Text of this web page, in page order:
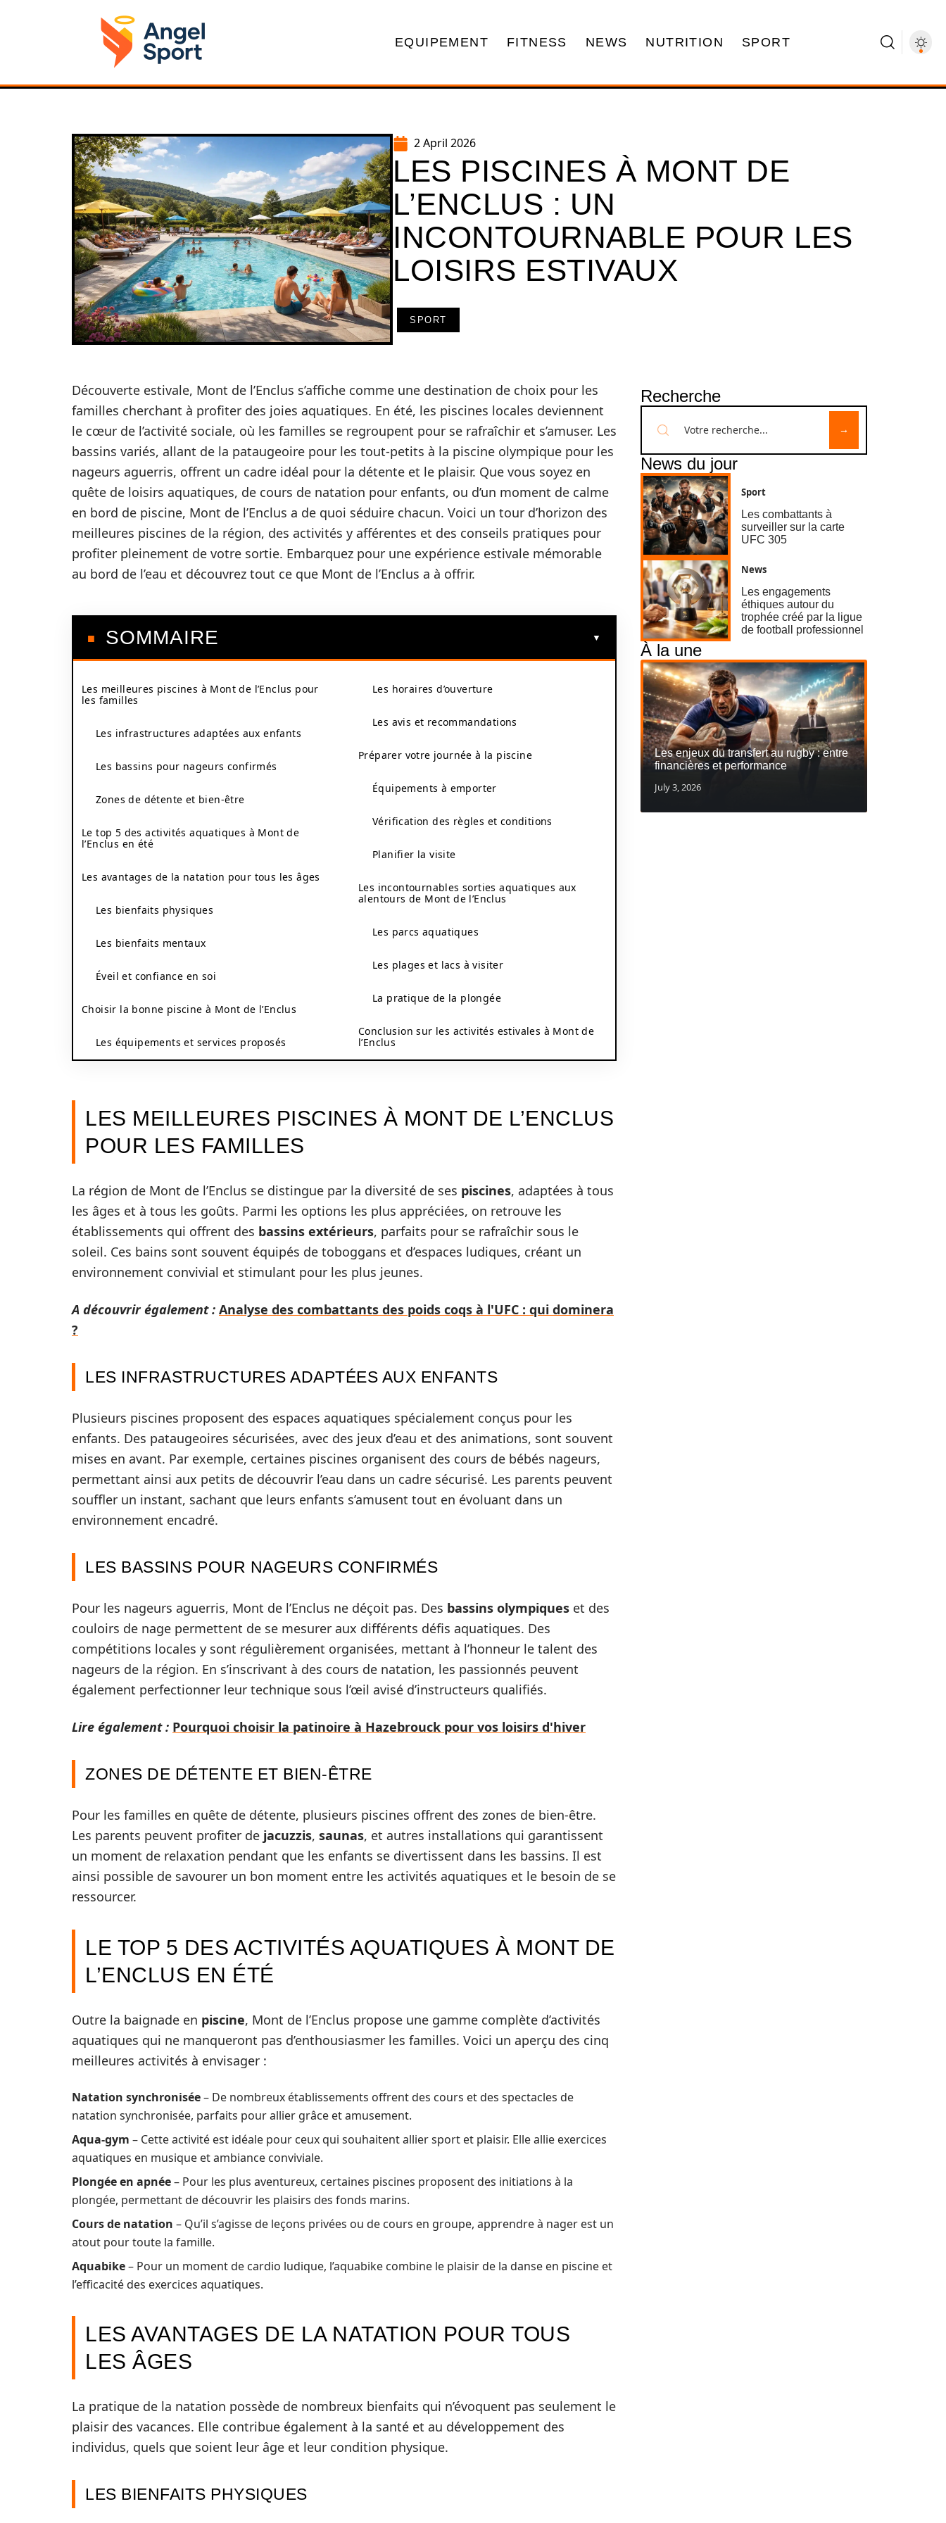
EQUIPEMENT FITNESS NEWS NUTRITION SPORT
2 April 2026
LES PISCINES À MONT DE
L’ENCLUS : UN
INCONTOURNABLE POUR LES
LOISIRS ESTIVAUX
SPORT
Découverte estivale, Mont de l’Enclus s’affiche comme une destination de choix pour les
familles cherchant à profiter des joies aquatiques. En été, les piscines locales deviennent
le cœur de l’activité sociale, où les familles se regroupent pour se rafraîchir et s’amuser. Les
bassins variés, allant de la pataugeoire pour les tout-petits à la piscine olympique pour les
nageurs aguerris, offrent un cadre idéal pour la détente et le plaisir. Que vous soyez en
quête de loisirs aquatiques, de cours de natation pour enfants, ou d’un moment de calme
en bord de piscine, Mont de l’Enclus a de quoi séduire chacun. Voici un tour d’horizon des
meilleures piscines de la région, des activités y afférentes et des conseils pratiques pour
profiter pleinement de votre sortie. Embarquez pour une expérience estivale mémorable
au bord de l’eau et découvrez tout ce que Mont de l’Enclus a à offrir.
SOMMAIRE
Les meilleures piscines à Mont de l’Enclus pour
les familles
Les infrastructures adaptées aux enfants
Les bassins pour nageurs confirmés
Zones de détente et bien-être
Le top 5 des activités aquatiques à Mont de
l’Enclus en été
Les avantages de la natation pour tous les âges
Les bienfaits physiques
Les bienfaits mentaux
Éveil et confiance en soi
Choisir la bonne piscine à Mont de l’Enclus
Les équipements et services proposés
Les horaires d’ouverture
Les avis et recommandations
Préparer votre journée à la piscine
Équipements à emporter
Vérification des règles et conditions
Planifier la visite
Les incontournables sorties aquatiques aux
alentours de Mont de l’Enclus
Les parcs aquatiques
Les plages et lacs à visiter
La pratique de la plongée
Conclusion sur les activités estivales à Mont de
l’Enclus
LES MEILLEURES PISCINES À MONT DE L’ENCLUS
POUR LES FAMILLES
La région de Mont de l’Enclus se distingue par la diversité de ses piscines, adaptées à tous
les âges et à tous les goûts. Parmi les options les plus appréciées, on retrouve les
établissements qui offrent des bassins extérieurs, parfaits pour se rafraîchir sous le
soleil. Ces bains sont souvent équipés de toboggans et d’espaces ludiques, créant un
environnement convivial et stimulant pour les plus jeunes.
A découvrir également : Analyse des combattants des poids coqs à l'UFC : qui dominera
?
LES INFRASTRUCTURES ADAPTÉES AUX ENFANTS
Plusieurs piscines proposent des espaces aquatiques spécialement conçus pour les
enfants. Des pataugeoires sécurisées, avec des jeux d’eau et des animations, sont souvent
mises en avant. Par exemple, certaines piscines organisent des cours de bébés nageurs,
permettant ainsi aux petits de découvrir l’eau dans un cadre sécurisé. Les parents peuvent
souffler un instant, sachant que leurs enfants s’amusent tout en évoluant dans un
environnement encadré.
LES BASSINS POUR NAGEURS CONFIRMÉS
Pour les nageurs aguerris, Mont de l’Enclus ne déçoit pas. Des bassins olympiques et des
couloirs de nage permettent de se mesurer aux différents défis aquatiques. Des
compétitions locales y sont régulièrement organisées, mettant à l’honneur le talent des
nageurs de la région. En s’inscrivant à des cours de natation, les passionnés peuvent
également perfectionner leur technique sous l’œil avisé d’instructeurs qualifiés.
Lire également : Pourquoi choisir la patinoire à Hazebrouck pour vos loisirs d'hiver
ZONES DE DÉTENTE ET BIEN-ÊTRE
Pour les familles en quête de détente, plusieurs piscines offrent des zones de bien-être.
Les parents peuvent profiter de jacuzzis, saunas, et autres installations qui garantissent
un moment de relaxation pendant que les enfants se divertissent dans les bassins. Il est
ainsi possible de savourer un bon moment entre les activités aquatiques et le besoin de se
ressourcer.
LE TOP 5 DES ACTIVITÉS AQUATIQUES À MONT DE
L’ENCLUS EN ÉTÉ
Outre la baignade en piscine, Mont de l’Enclus propose une gamme complète d’activités
aquatiques qui ne manqueront pas d’enthousiasmer les familles. Voici un aperçu des cinq
meilleures activités à envisager :
Natation synchronisée– De nombreux établissements offrent des cours et des spectacles de
natation synchronisée, parfaits pour allier grâce et amusement.
Aqua-gym – Cette activité est idéale pour ceux qui souhaitent allier sport et plaisir. Elle allie exercices
aquatiques en musique et ambiance conviviale.
Plongée en apnée– Pour les plus aventureux, certaines piscines proposent des initiations à la
plongée, permettant de découvrir les plaisirs des fonds marins.
Cours de natation – Qu’il s’agisse de leçons privées ou de cours en groupe, apprendre à nager est un
atout pour toute la famille.
Aquabike– Pour un moment de cardio ludique, l’aquabike combine le plaisir de la danse en piscine et
l’efficacité des exercices aquatiques.
LES AVANTAGES DE LA NATATION POUR TOUS
LES ÂGES
La pratique de la natation possède de nombreux bienfaits qui n’évoquent pas seulement le
plaisir des vacances. Elle contribue également à la santé et au développement des
individus, quels que soient leur âge et leur condition physique.
LES BIENFAITS PHYSIQUES
Recherche
News du jour
Sport
Les combattants à
surveiller sur la carte
UFC 305
News
Les engagements
éthiques autour du
trophée créé par la ligue
de football professionnel
À la une
Les enjeux du transfert au rugby : entre
financières et performance
July 3, 2026